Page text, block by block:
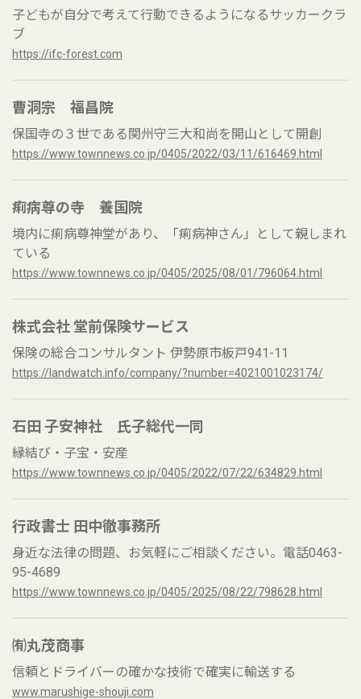
子どもが自分で考えて行動できるようになるサッカークラ
ブ
https://ifc-forest.com
曹洞宗 福昌院
保国寺の３世である関州守三大和尚を開山として開創
https://www.townnews.co.jp/0405/2022/03/11/616469.html
痢病尊の寺 養国院
境内に痢病尊神堂があり、「痢病神さん」として親しまれ
ている
https://www.townnews.co.jp/0405/2025/08/01/796064.html
株式会社 堂前保険サービス
保険の総合コンサルタント 伊勢原市板戸941-11
https://landwatch.info/company/?number=4021001023174/
石田 子安神社 氏子総代一同
縁結び・子宝・安産
https://www.townnews.co.jp/0405/2022/07/22/634829.html
行政書士 田中徹事務所
身近な法律の問題、お気軽にご相談ください。電話0463-
95-4689
https://www.townnews.co.jp/0405/2025/08/22/798628.html
㈲丸茂商事
信頼とドライバーの確かな技術で確実に輸送する
www.marushige-shouji.com